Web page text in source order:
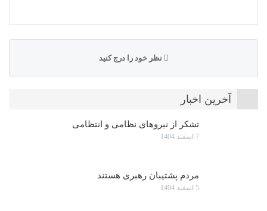
نظر خود را درج کنید
آخرین اخبار
تشکر از نیروهای نظامی و انتظامی
7 اسفند 1404
مردم پشتیبان رهبری هستند
5 اسفند 1404